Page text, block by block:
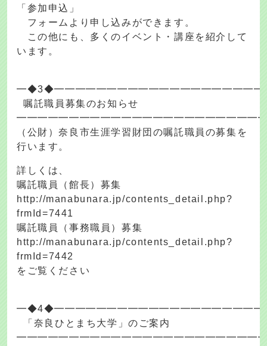
「参加申込」
フォームより申し込みができます。
この他にも、多くのイベント・講座を紹介して
います。
嘱託職員募集のお知らせ
（公財）奈良市生涯学習財団の嘱託職員の募集を
行います。
詳しくは、
嘱託職員（館長）募集
http://manabunara.jp/contents_detail.php?
frmId=7441
嘱託職員（事務職員）募集
http://manabunara.jp/contents_detail.php?
frmId=7442
をご覧ください
「奈良ひとまち大学」のご案内